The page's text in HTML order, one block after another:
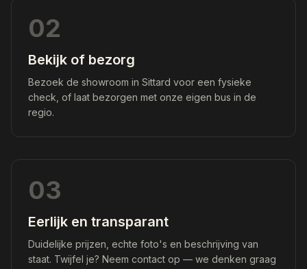
02
Bekijk of bezorg
Bezoek de showroom in Sittard voor een fysieke
check, of laat bezorgen met onze eigen bus in de
regio.
03
Eerlijk en transparant
Duidelijke prijzen, echte foto's en beschrijving van
staat. Twijfel je? Neem contact op — we denken graag